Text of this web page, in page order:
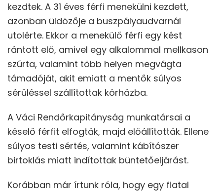
kezdtek. A 31 éves férfi menekülni kezdett,
azonban üldözője a buszpályaudvarnál
utolérte. Ekkor a menekülő férfi egy kést
rántott elő, amivel egy alkalommal mellkason
szúrta, valamint több helyen megvágta
támadóját, akit emiatt a mentők súlyos
sérüléssel szállítottak kórházba.
A Váci Rendőrkapitányság munkatársai a
késelő férfit elfogták, majd előállították. Ellene
súlyos testi sértés, valamint kábítószer
birtoklás miatt indítottak büntetőeljárást.
Korábban már írtunk róla, hogy egy fiatal